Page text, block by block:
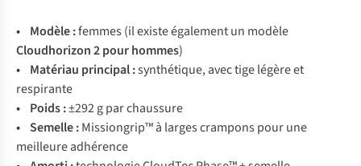
• Modèle :femmes (il existe également un modèle
Cloudhorizon 2 pour hommes)
• Matériau principal :synthétique, avec tige légère et
respirante
• Poids :±292 g par chaussure
• Semelle :Missiongrip™ à larges crampons pour une
meilleure adhérence